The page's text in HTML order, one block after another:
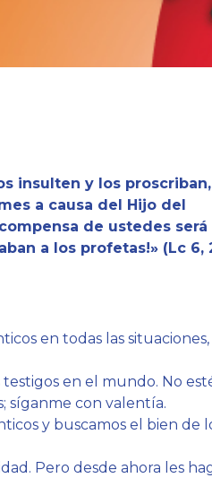
insulten y los proscriban,
a causa del Hijo del
de ustedes será
a los profetas!» (Lc 6,
en todas las situaciones,
en el mundo. No
síganme con valentía.
y buscamos el bien de
Pero desde ahora les